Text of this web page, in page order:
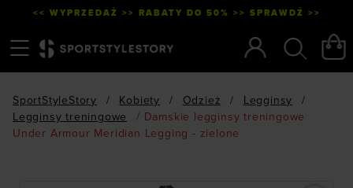
<< WYPRZEDAŻ >> RABATY DO 50% >> SPRAWDŹ >>
SportStyleStory / Kobiety / Odzież / Legginsy
/
Legginsy treningowe
/ Damskie legginsy treningowe
Under Armour Meridian Legging - zielone